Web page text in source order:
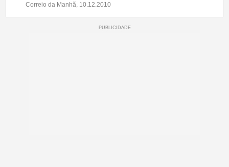
Correio da Manhã, 10.12.2010